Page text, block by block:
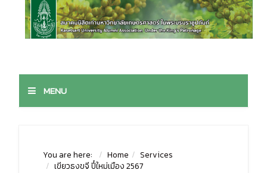
MENU
You are here: Home
Services
เขียวธงขจี ปี๋ใหม่เมือง 2567